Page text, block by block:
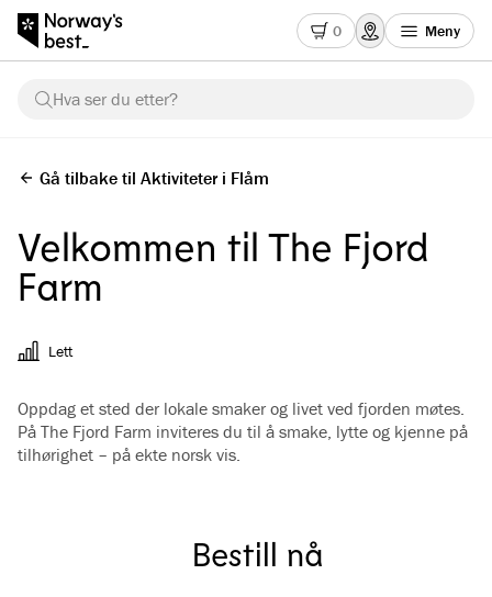
0 Meny
Hva ser du etter?
Gå tilbake til Aktiviteter i Flåm
Velkommen til The Fjord
Farm
Lett
Oppdag et sted der lokale smaker og livet ved fjorden møtes.
På The Fjord Farm inviteres du til å smake, lytte og kjenne på
tilhørighet – på ekte norsk vis.
Bestill nå